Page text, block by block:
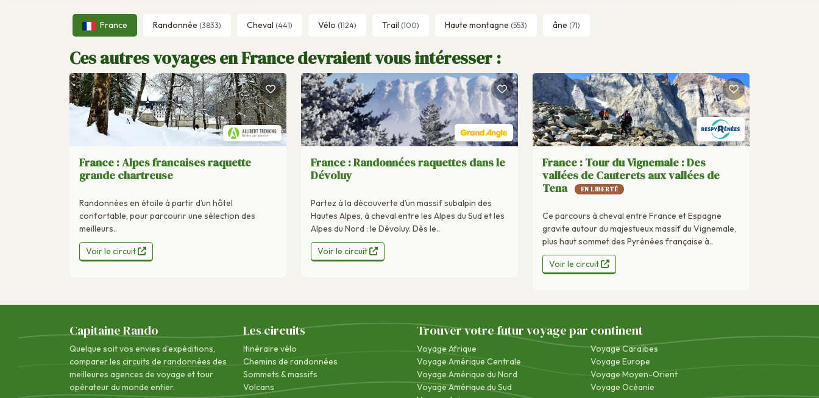
France Randonnée (3833) Cheval (441) Vélo (1124) Trail (100) Haute montagne (553) âne (71)
Ces autres voyages en France devraient vous intéresser :
France : Alpes francaises raquette
grande chartreuse
Randonnées en étoile à partir d’un hôtel
confortable, pour parcourir une sélection des
meilleurs..
Voir le circuit
France : Randonnées raquettes dans le
Dévoluy
Partez à la découverte d’un massif subalpin des
Hautes Alpes, à cheval entre les Alpes du Sud et les
Alpes du Nord : le Dévoluy. Dès le..
Voir le circuit
France : Tour du Vignemale : Des
vallées de Cauterets aux vallées de
Tena
EN LIBERTÉ
Ce parcours à cheval entre France et Espagne
gravite autour du majestueux massif du Vignemale,
plus haut sommet des Pyrénées française à..
Voir le circuit
Capitaine Rando
Quelque soit vos envies d'expéditions,
comparer les circuits de randonnées des
meilleures agences de voyage et tour
opérateur du monde entier.
Les circuits
Itinéraire vélo
Chemins de randonnées
Sommets & massifs
Volcans
Trouver votre futur voyage par continent
Voyage Afrique
Voyage Amérique Centrale
Voyage Amérique du Nord
Voyage Amérique du Sud
Voyage Caraïbes
Voyage Europe
Voyage Moyen-Orient
Voyage Océanie